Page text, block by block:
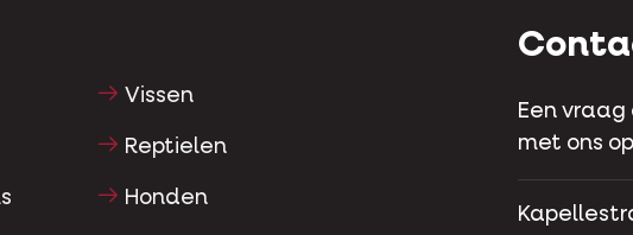
Vissen
Reptielen
Honden
Een
met ons